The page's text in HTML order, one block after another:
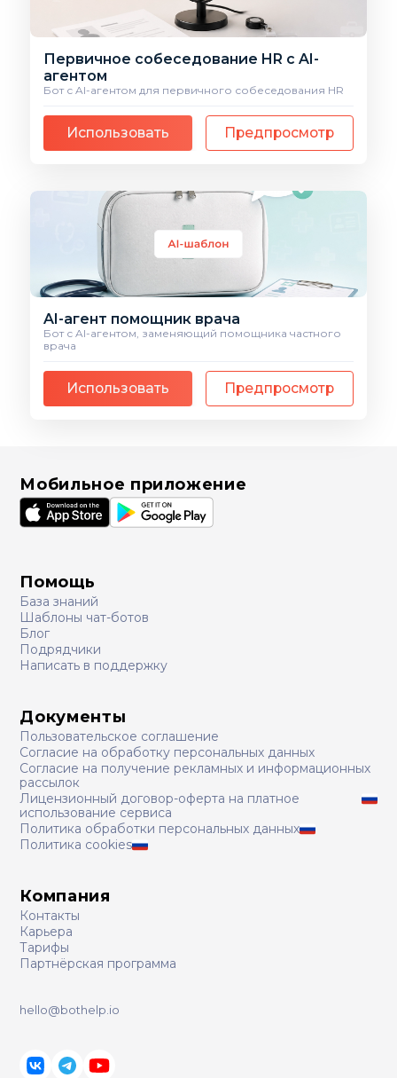
Первичное собеседование HR с AI-
агентом
Бот с AI-агентом для первичного собеседования HR
Использовать Предпросмотр
AI-агент помощник врача
Бот с AI-агентом, заменяющий помощника частного
врача
Использовать Предпросмотр
Помощь
База знаний
Шаблоны чат-ботов
Блог
Подрядчики
Написать в поддержку
Документы
Пользовательское соглашение
Согласие на обработку персональных данных
Согласие на получение рекламных и информационных
рассылок
Лицензионный договор-оферта на платное
использование сервиса
Политика обработки персональных данных
Политика cookies
Компания
Контакты
Карьера
Тарифы
Партнёрская программа
Мобильное приложение
hello@bothelp.io